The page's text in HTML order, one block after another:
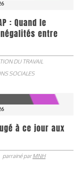
: Quand le
entre
DU TRAVAIL
SOCIALES
à ce jour aux
parrainé parMNH